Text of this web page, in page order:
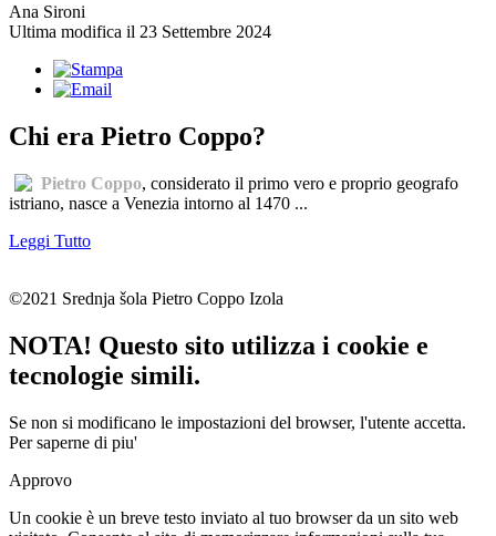
Ana Sironi
Ultima modifica il 23 Settembre 2024
Chi era Pietro Coppo?
Pietro Coppo, considerato il primo vero e proprio geografo
istriano, nasce a Venezia intorno al 1470 ...
Leggi Tutto
©2021 Srednja šola Pietro Coppo Izola
NOTA! Questo sito utilizza i cookie e
tecnologie simili.
Se non si modificano le impostazioni del browser, l'utente accetta.
Per saperne di piu'
Approvo
Un cookie è un breve testo inviato al tuo browser da un sito web